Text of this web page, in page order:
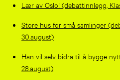
Lær av Oslo! (debattinnlegg,
Store hus for små samlinger
30.august)
Han vil selv bidra til å bygge
28.august)